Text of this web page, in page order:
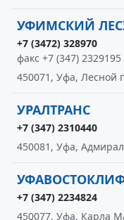
УФИМСКИЙ
+7 (3472) 328970
факс +7 (347) 2329195
450071, Уфа, Лесной
УРАЛТРАНС
+7 (347) 2310440
450081, Уфа,
+7 (347) 2234824
450077, Уфа, Карла